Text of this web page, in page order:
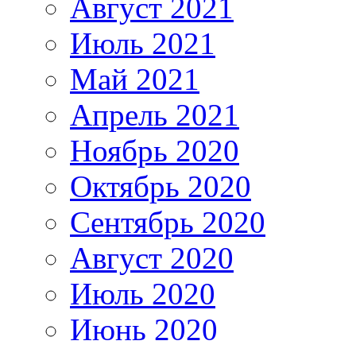
Август 2021
Июль 2021
Май 2021
Апрель 2021
Ноябрь 2020
Октябрь 2020
Сентябрь 2020
Август 2020
Июль 2020
Июнь 2020